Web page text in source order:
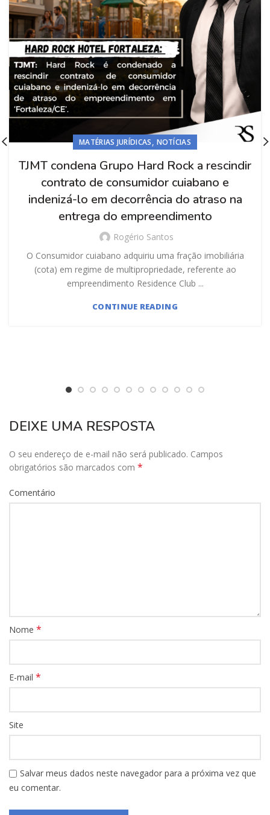
MATÉRIAS JURÍDICAS, NOTÍCIAS
TJMT condena Grupo Hard Rock a rescindir
contrato de consumidor cuiabano e
indenizá-lo em decorrência do atraso na
entrega do empreendimento
Rogério Santos
O Consumidor cuiabano adquiriu uma fração imobiliária
(cota) em regime de multipropriedade, referente ao
empreendimento Residence Club ...
CONTINUE READING
DEIXE UMA RESPOSTA
O seu endereço de e-mail não será publicado. Campos
obrigatórios são marcados com *
Comentário
Nome *
E-mail *
Site
Salvar meus dados neste navegador para a próxima vez que
eu comentar.